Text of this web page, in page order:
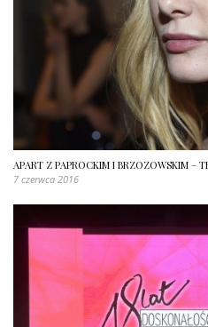
APART Z PAPROCKIM I BRZOZOWSKIM –
7 czerwca 2016